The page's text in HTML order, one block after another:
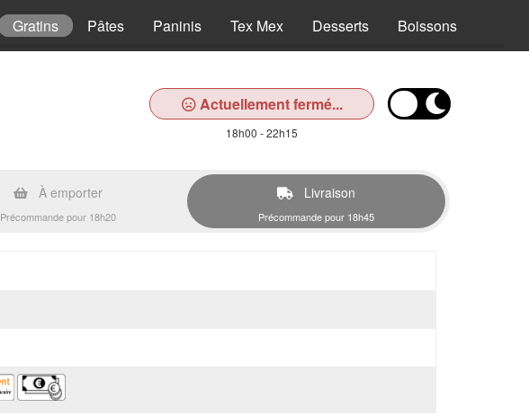
Gratins Pâtes Paninis Tex Mex Desserts Boissons
Actuellement fermé...
18h00 - 22h15
À emporter
Précommande pour 18h20
Livraison
Précommande pour 18h45